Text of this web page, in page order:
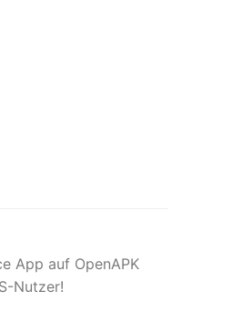
App auf OpenAPK
Nutzer!